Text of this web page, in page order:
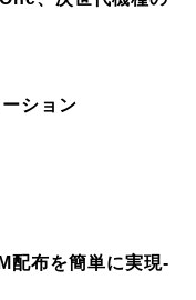
ション
配布を簡単に実現-